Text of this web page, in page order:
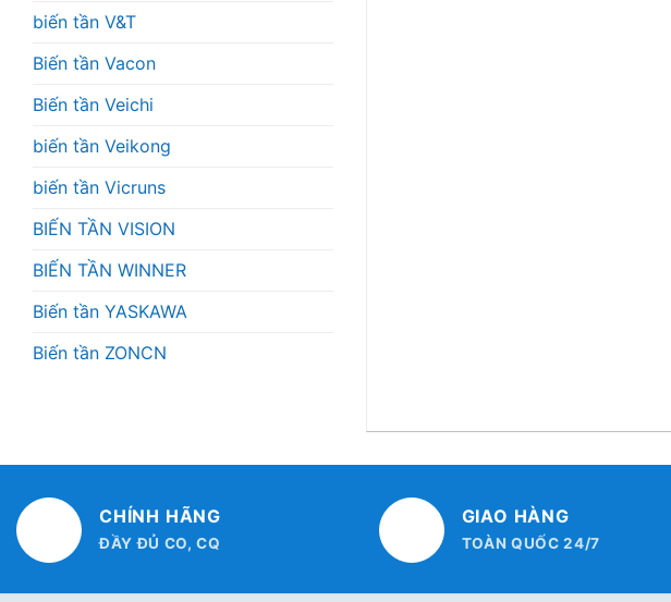
biến tần V&T
Biến tần Vacon
Biến tần Veichi
biến tần Veikong
biến tần Vicruns
BIẾN TẦN VISION
BIẾN TẦN WINNER
Biến tần YASKAWA
Biến tần ZONCN
CHÍNH HÃNG
ĐẦY ĐỦ CO, CQ
GIAO HÀNG
TOÀN QUỐC 24/7